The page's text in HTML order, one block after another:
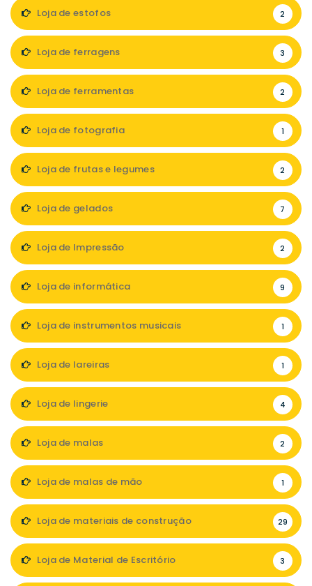
Loja de estofos 2
Loja de ferragens 3
Loja de ferramentas 2
Loja de fotografia 1
Loja de frutas e legumes 2
Loja de gelados 7
Loja de Impressão 2
Loja de informática 9
Loja de instrumentos musicais 1
Loja de lareiras 1
Loja de lingerie 4
Loja de malas 2
Loja de malas de mão 1
Loja de materiais de construção 29
Loja de Material de Escritório 3